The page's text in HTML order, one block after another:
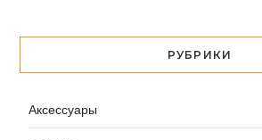
РУБРИКИ
Аксессуары